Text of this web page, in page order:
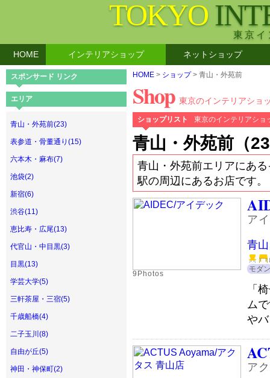
TOKYO
東京イ
HOME インテリアショップ ネットショップ
スポンサード リンク
エリア
青山・外苑前(23)
表参道・骨董通り(15)
六本木・麻布(7)
池袋(2)
新宿(6)
渋谷(11)
恵比寿・広尾(13)
代官山・中目黒(3)
目黒(13)
学芸大学(5)
三軒茶屋・三宿(5)
千歳船橋(4)
二子玉川(8)
自由が丘(5)
神田・神保町(2)
HOME > ショップ> 青山・外苑前
Shop 東京のインテリアショ
ショップリスト 東京のインテリアショ
青山・外苑前（
青山・外苑前エリアにあ
駅の周辺にあるお店です。
9Photos
ア
青
モダン
「
ム
や
ア